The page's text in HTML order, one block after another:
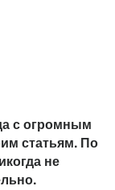
с огромным
статьям. По
не